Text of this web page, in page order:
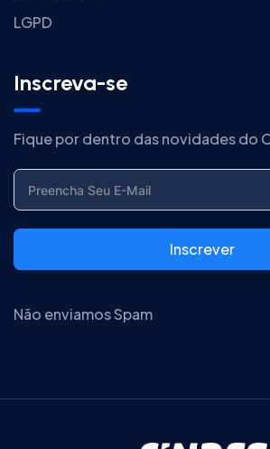
LGPD
Inscreva-se
Fique por dentro das novidades do
Inscrever
Não enviamos Spam